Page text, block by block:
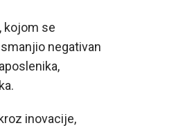
kojom se
negativan
inovacije,